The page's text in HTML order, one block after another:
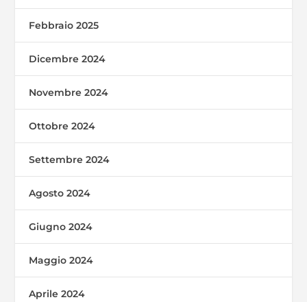
Febbraio 2025
Dicembre 2024
Novembre 2024
Ottobre 2024
Settembre 2024
Agosto 2024
Giugno 2024
Maggio 2024
Aprile 2024